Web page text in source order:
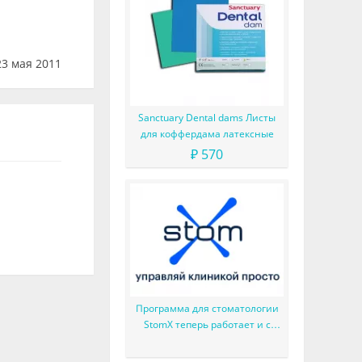
мая 2011
Sanctuary Dental dams Листы
для коффердама латексные
₽ 570
Программа для стоматологии
StomX теперь работает и с